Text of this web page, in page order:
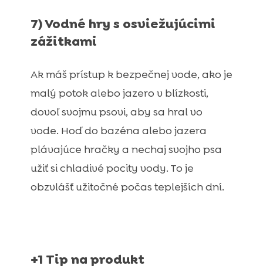
7) Vodné hry s osviežujúcimi
zážitkami
Ak máš prístup k bezpečnej vode, ako je
malý potok alebo jazero v blízkosti,
dovoľ svojmu psovi, aby sa hral vo
vode. Hoď do bazéna alebo jazera
plávajúce hračky a nechaj svojho psa
užiť si chladivé pocity vody. To je
obzvlášť užitočné počas teplejších dní.
+1 Tip na produkt